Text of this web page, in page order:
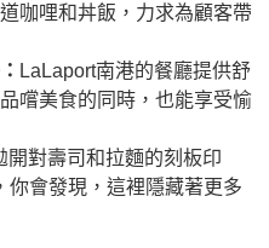
咖哩和丼飯，力求為顧客帶
LaLaport南港的餐廳提供舒
嚐美食的同時，也能享受愉
對壽司和拉麵的刻板印
你會發現，這裡隱藏著更多